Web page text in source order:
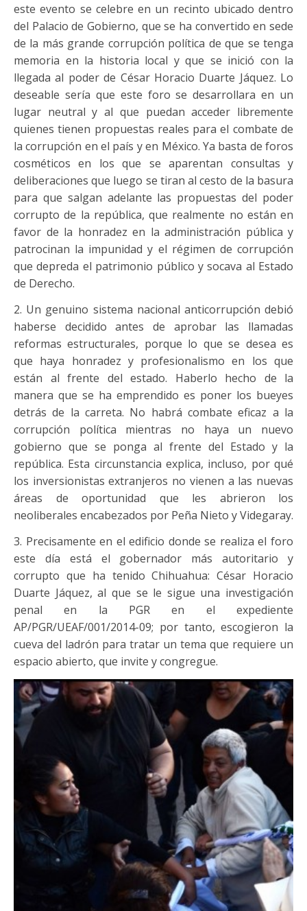
este evento se celebre en un recinto ubicado dentro
del Palacio de Gobierno, que se ha convertido en sede
de la más grande corrupción política de que se tenga
memoria en la historia local y que se inició con la
llegada al poder de César Horacio Duarte Jáquez. Lo
deseable sería que este foro se desarrollara en un
lugar neutral y al que puedan acceder libremente
quienes tienen propuestas reales para el combate de
la corrupción en el país y en México. Ya basta de foros
cosméticos en los que se aparentan consultas y
deliberaciones que luego se tiran al cesto de la basura
para que salgan adelante las propuestas del poder
corrupto de la república, que realmente no están en
favor de la honradez en la administración pública y
patrocinan la impunidad y el régimen de corrupción
que depreda el patrimonio público y socava al Estado
de Derecho.
2. Un genuino sistema nacional anticorrupción debió
haberse decidido antes de aprobar las llamadas
reformas estructurales, porque lo que se desea es
que haya honradez y profesionalismo en los que
están al frente del estado. Haberlo hecho de la
manera que se ha emprendido es poner los bueyes
detrás de la carreta. No habrá combate eficaz a la
corrupción política mientras no haya un nuevo
gobierno que se ponga al frente del Estado y la
república. Esta circunstancia explica, incluso, por qué
los inversionistas extranjeros no vienen a las nuevas
áreas de oportunidad que les abrieron los
neoliberales encabezados por Peña Nieto y Videgaray.
3. Precisamente en el edificio donde se realiza el foro
este día está el gobernador más autoritario y
corrupto que ha tenido Chihuahua: César Horacio
Duarte Jáquez, al que se le sigue una investigación
penal en la PGR en el expediente
AP/PGR/UEAF/001/2014-09; por tanto, escogieron la
cueva del ladrón para tratar un tema que requiere un
espacio abierto, que invite y congregue.